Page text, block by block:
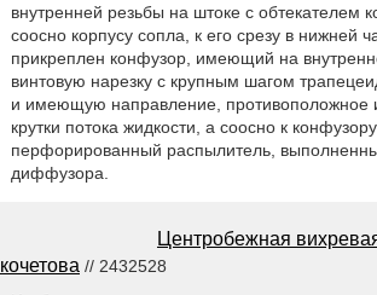
внутренней резьбы на штоке с обтекателем
соосно корпусу сопла, к его срезу в нижней
прикреплен конфузор, имеющий на
винтовую нарезку с крупным шагом
и имеющую направление, противоположное
крутки потока жидкости, а соосно к
перфорированный распылитель,
диффузора.
Центробежная
кочетова // 2432528